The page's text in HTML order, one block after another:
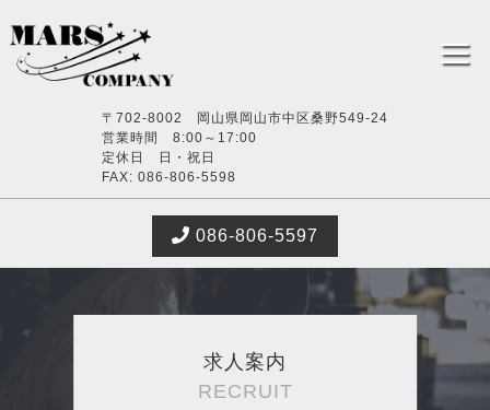
〒702-8002 岡山県岡山市中区桑野549-24
営業時間 8:00～17:00
定休日 日・祝日
FAX: 086-806-5598
086-806-5597
求人案内
RECRUIT